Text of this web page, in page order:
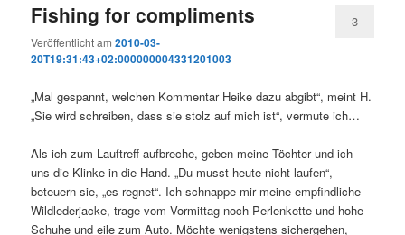
Fishing for compliments
Veröffentlicht am2010-03-
20T19:31:43+02:000000004331201003
3
„Mal gespannt, welchen Kommentar Heike dazu abgibt“, meint H.
„Sie wird schreiben, dass sie stolz auf mich ist“, vermute ich…
Als ich zum Lauftreff aufbreche, geben meine Töchter und ich
uns die Klinke in die Hand. „Du musst heute nicht laufen“,
beteuern sie, „es regnet“. Ich schnappe mir meine empfindliche
Wildlederjacke, trage vom Vormittag noch Perlenkette und hohe
Schuhe und eile zum Auto. Möchte wenigstens sichergehen,